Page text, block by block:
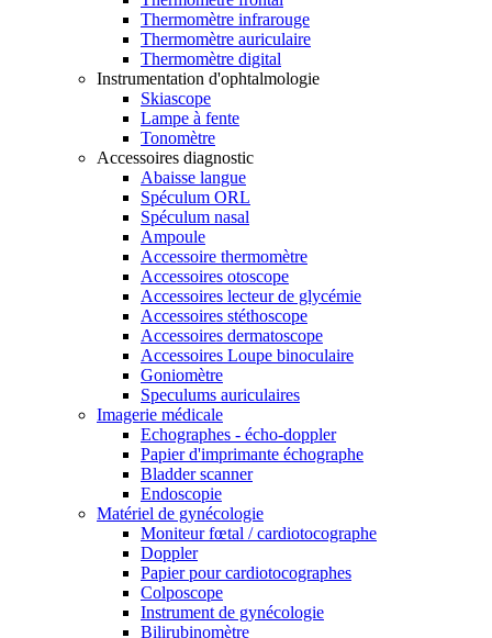
Thermomètre infrarouge
Thermomètre auriculaire
Thermomètre digital
Instrumentation d'ophtalmologie
Skiascope
Lampe à fente
Tonomètre
Accessoires diagnostic
Abaisse langue
Spéculum ORL
Spéculum nasal
Ampoule
Accessoire thermomètre
Accessoires otoscope
Accessoires lecteur de glycémie
Accessoires stéthoscope
Accessoires dermatoscope
Accessoires Loupe binoculaire
Goniomètre
Speculums auriculaires
Imagerie médicale
Echographes - écho-doppler
Papier d'imprimante échographe
Bladder scanner
Endoscopie
Matériel de gynécologie
Moniteur fœtal / cardiotocographe
Doppler
Papier pour cardiotocographes
Colposcope
Instrument de gynécologie
Bilirubinomètre